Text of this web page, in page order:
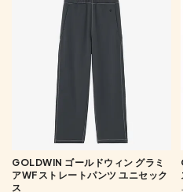
GOLDWIN ゴールドウィン グラミ
アWFストレートパンツ ユニセック
ス